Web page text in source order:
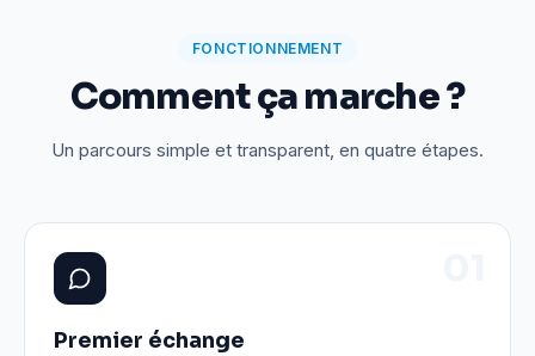
FONCTIONNEMENT
Comment ça marche ?
Un parcours simple et transparent, en quatre étapes.
Premier échange